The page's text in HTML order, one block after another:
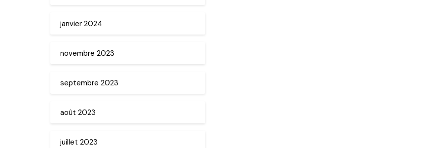
janvier 2024
novembre 2023
septembre 2023
août 2023
juillet 2023